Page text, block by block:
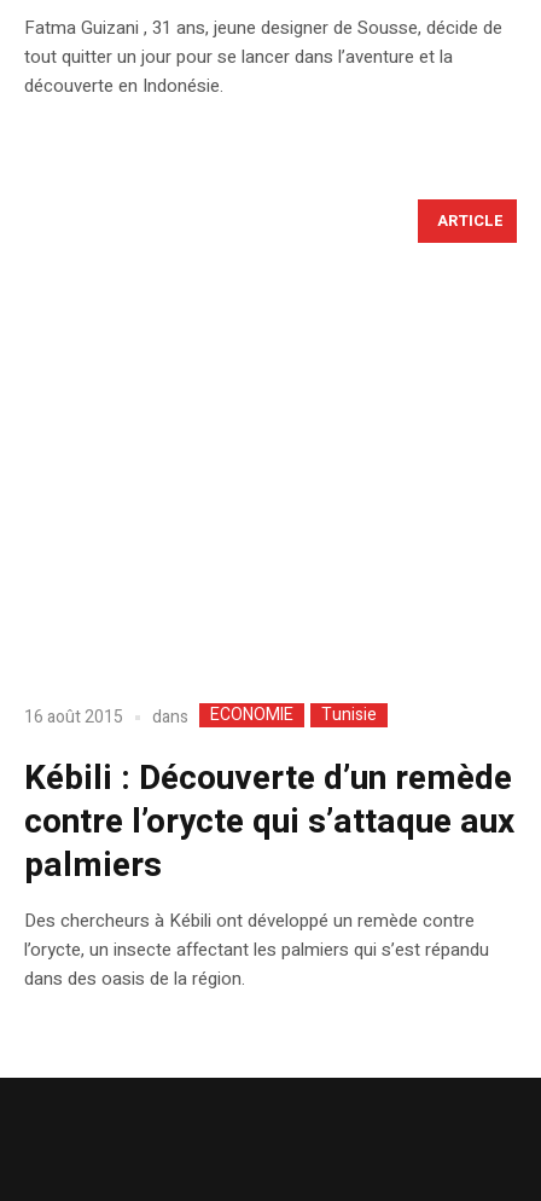
Fatma Guizani , 31 ans, jeune designer de Sousse, décide de
tout quitter un jour pour se lancer dans l’aventure et la
découverte en Indonésie.
ARTICLE
16 août 2015 dans ECONOMIE Tunisie
Kébili : Découverte d’un remède
contre l’orycte qui s’attaque aux
palmiers
Des chercheurs à Kébili ont développé un remède contre
l’orycte, un insecte affectant les palmiers qui s’est répandu
dans des oasis de la région.